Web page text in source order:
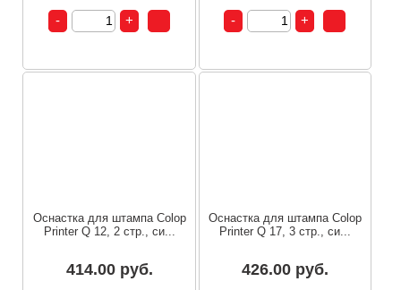
Оснастка для штампа Colop
Printer Q 12, 2 стр., си...
414.00 руб.
Оснастка для штампа Colop
Printer Q 17, 3 стр., си...
426.00 руб.